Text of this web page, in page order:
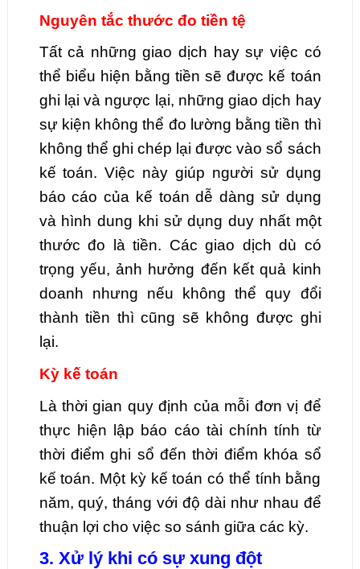
Nguyên tắc thước đo tiền tệ
Tất cả những giao dịch hay sự việc có
thể biểu hiện bằng tiền sẽ được kế toán
ghi lại và ngược lại, những giao dịch hay
sự kiện không thể đo lường bằng tiền thì
không thể ghi chép lại được vào sổ sách
kế toán. Việc này giúp người sử dụng
báo cáo của kế toán dễ dàng sử dụng
và hình dung khi sử dụng duy nhất một
thước đo là tiền. Các giao dịch dù có
trọng yếu, ảnh hưởng đến kết quả kinh
doanh nhưng nếu không thể quy đổi
thành tiền thì cũng sẽ không được ghi
lại.
Kỳ kế toán
Là thời gian quy định của mỗi đơn vị để
thực hiện lập báo cáo tài chính tính từ
thời điểm ghi sổ đến thời điểm khóa sổ
kế toán. Một kỳ kế toán có thể tính bằng
năm, quý, tháng với độ dài như nhau để
thuận lợi cho việc so sánh giữa các kỳ.
3. Xử lý khi có sự xung đột